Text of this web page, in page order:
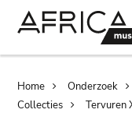
Home Onderzoek
Collecties
Tervuren